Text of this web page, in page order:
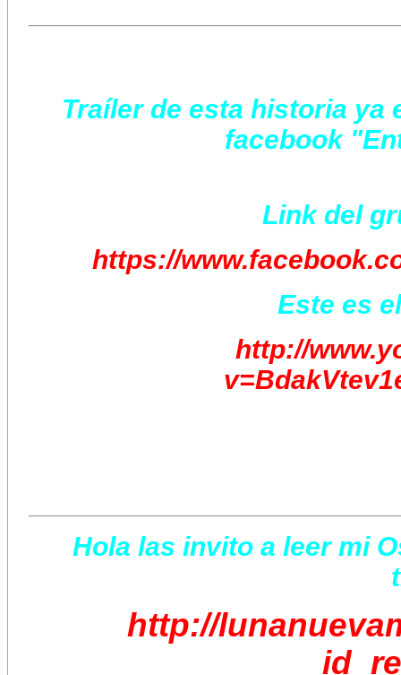
Traíler de esta historia ya
facebook
Link del
https://
Este es
http://
Hola las invito a leer mi
http://